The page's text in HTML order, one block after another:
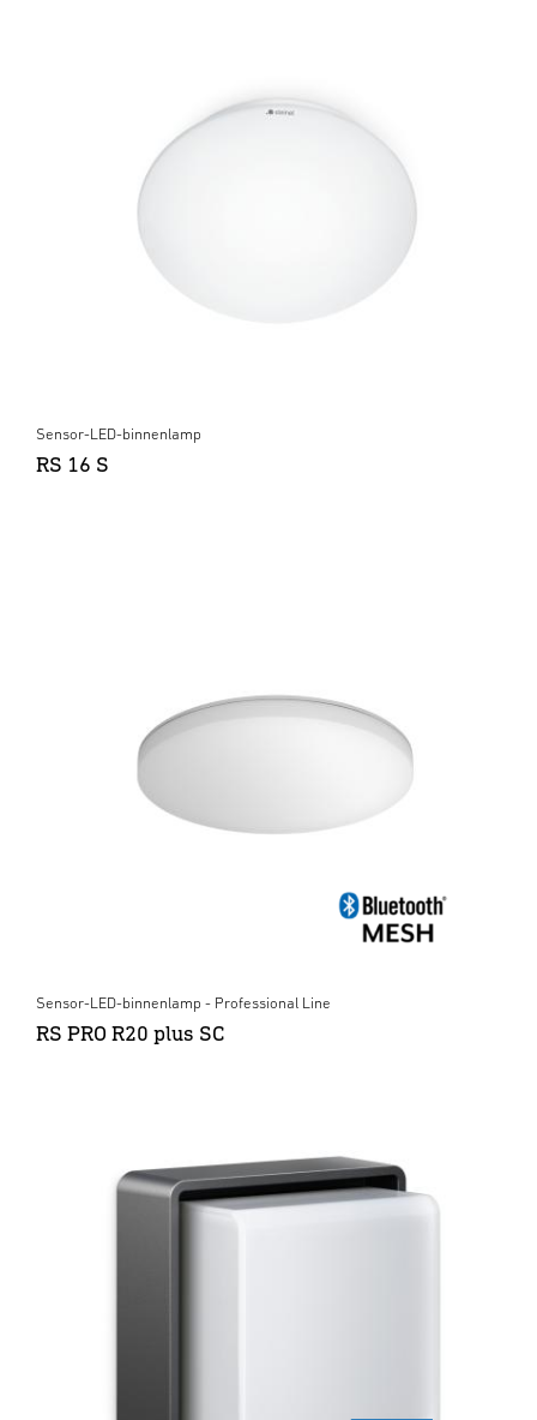
Sensor-LED-binnenlamp
RS 16 S
Sensor-LED-binnenlamp - Professional Line
RS PRO R20 plus SC